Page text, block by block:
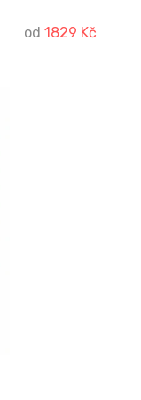
od 1829 Kč